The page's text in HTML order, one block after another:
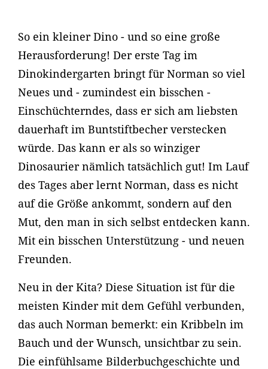
So ein kleiner Dino - und so eine große
Herausforderung! Der erste Tag im
Dinokindergarten bringt für Norman so viel
Neues und - zumindest ein bisschen -
Einschüchterndes, dass er sich am liebsten
dauerhaft im Buntstiftbecher verstecken
würde. Das kann er als so winziger
Dinosaurier nämlich tatsächlich gut! Im Lauf
des Tages aber lernt Norman, dass es nicht
auf die Größe ankommt, sondern auf den
Mut, den man in sich selbst entdecken kann.
Mit ein bisschen Unterstützung - und neuen
Freunden.
Neu in der Kita? Diese Situation ist für die
meisten Kinder mit dem Gefühl verbunden,
das auch Norman bemerkt: ein Kribbeln im
Bauch und der Wunsch, unsichtbar zu sein.
Die einfühlsame Bilderbuchgeschichte und